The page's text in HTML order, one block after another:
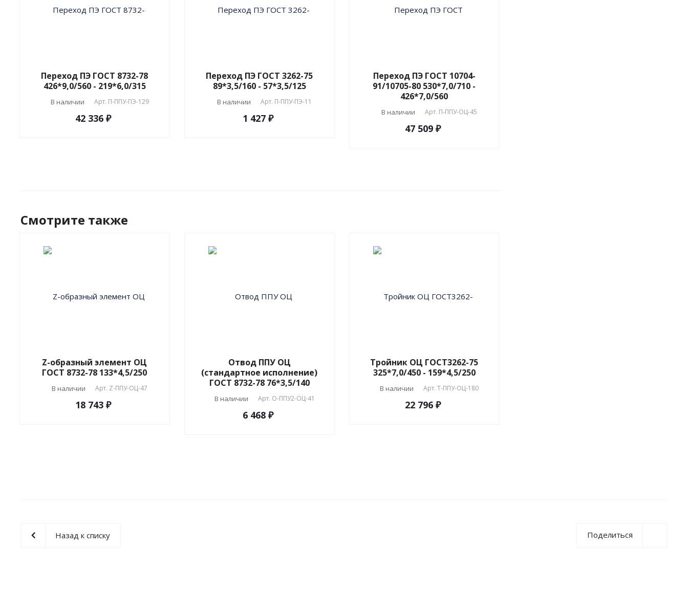
Переход ПЭ ГОСТ 8732-78
426*9,0/560 - 219*6,0/315
В наличии Арт. П-ППУ-ПЭ-129
42 336 ₽
Переход ПЭ ГОСТ 3262-75
89*3,5/160 - 57*3,5/125
В наличии Арт. П-ППУ-ПЭ-11
1 427 ₽
Переход ПЭ ГОСТ 10704-
91/10705-80 530*7,0/710 -
426*7,0/560
В наличии Арт. П-ППУ-ОЦ-45
47 509 ₽
Смотрите также
Z-образный элемент ОЦ
ГОСТ 8732-78 133*4,5/250
В наличии Арт. Z-ППУ-ОЦ-47
18 743 ₽
Отвод ППУ ОЦ
(стандартное исполнение)
ГОСТ 8732-78 76*3,5/140
В наличии Арт. О-ППУ2-ОЦ-41
6 468 ₽
Тройник ОЦ ГОСТ3262-75
325*7,0/450 - 159*4,5/250
В наличии Арт.T-ППУ-ОЦ-180
22 796 ₽
Поделиться
Назад к списку